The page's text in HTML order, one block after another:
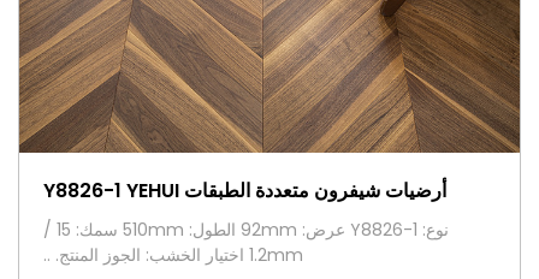
أرضيات شيفرون متعددة الطبقات Y8826-1 YEHUI
نوع: Y8826-1 عرض: 92mm الطول: 510mm سمك: 15 /
1.2mm اختيار الخشب: الجوز المنتج. ..